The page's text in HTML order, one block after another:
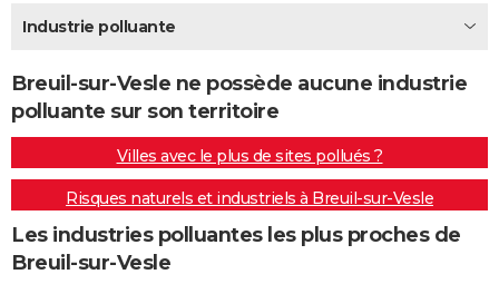
Destinations
City break
Voyage nature
Voyage de noces
Forum
Climat
+PHOTO
GUIDES D'ACHAT
BONS PLANS
CARTE DE VOEUX
Carte de Noël
Carte Bonne année
Carte Saint-Valentin
Carte Pâques
Carte d'anniversaire
DICTIONNAIRE
Dictionnaire
Biographies
Citations
Expressions
Proverbes
PROGRAMME TV
Industrie polluante
Breuil-sur-Vesle ne possède aucune industrie
polluante sur son territoire
Villes avec le plus de sites pollués ?
Risques naturels et industriels à Breuil-sur-Vesle
Les industries polluantes les plus proches de
Breuil-sur-Vesle